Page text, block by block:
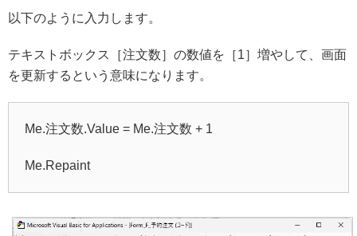
以下のように入力します。
テキストボックス［注文数］の数値を［1］増やして、画面
を更新するという意味になります。
Me.注文数.Value = Me.注文数 + 1
Me.Repaint